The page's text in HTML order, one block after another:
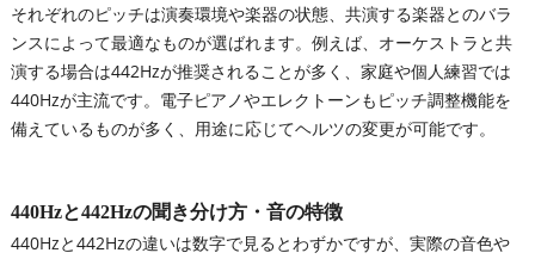
それぞれのピッチは演奏環境や楽器の状態、共演する楽器とのバラ
ンスによって最適なものが選ばれます。例えば、オーケストラと共
演する場合は442Hzが推奨されることが多く、家庭や個人練習では
440Hzが主流です。電子ピアノやエレクトーンもピッチ調整機能を
備えているものが多く、用途に応じてヘルツの変更が可能です。
440Hzと442Hzの聞き分け方・音の特徴
440Hzと442Hzの違いは数字で見るとわずかですが、実際の音色や